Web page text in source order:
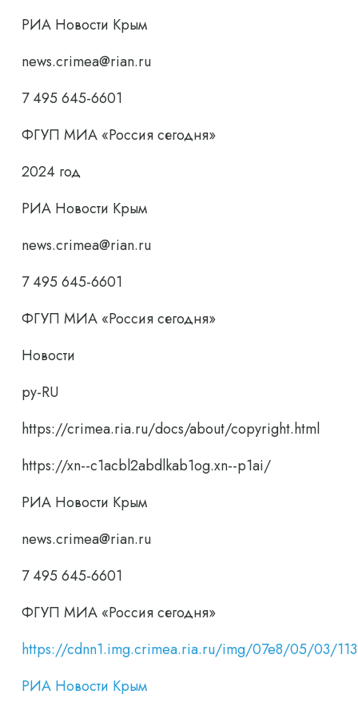
РИА Новости Крым
news.crimea@rian.ru
7 495 645-6601
ФГУП МИА «Россия сегодня»
2024 год
РИА Новости Крым
news.crimea@rian.ru
7 495 645-6601
ФГУП МИА «Россия сегодня»
Новости
ру-RU
https://crimea.ria.ru/docs/about/copyright.html
https://xn--c1acbl2abdlkab1og.xn--p1ai/
РИА Новости Крым
news.crimea@rian.ru
7 495 645-6601
ФГУП МИА «Россия сегодня»
https://cdnn1.img.crimea.ria.ru/img/07e8/05/03/
РИА Новости Крым